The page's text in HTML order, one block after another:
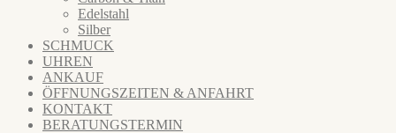
Edelstahl
Silber
SCHMUCK
UHREN
ANKAUF
ÖFFNUNGSZEITEN & ANFAHRT
KONTAKT
BERATUNGSTERMIN